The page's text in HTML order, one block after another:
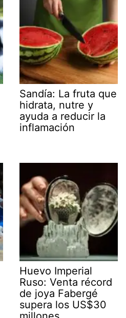
Sandía: La fruta que
hidrata, nutre y
ayuda a reducir la
inflamación
Huevo Imperial
Ruso: Venta récord
de joya Fabergé
supera los US$30